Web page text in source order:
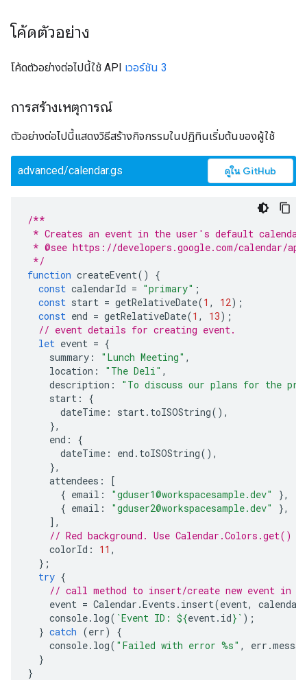
โค้ดตัวอย่าง
โค้ดตัวอย่างต่อไปนี้ใช้ API เวอร์ชัน 3
การสร้างเหตุการณ์
ตัวอย่างต่อไปนี้แสดงวิธีสร้างกิจกรรมในปฏิทินเริ่มต้นของผู้ใช้
advanced/calendar.gs ดูใน GitHub
/**
* Creates an event in the user's default
* @see https://developers.google.com/calendar/
*/
function createEvent()
{
const calendarId = "primary" ;
const start = getRelativeDate(1 , 12);
const end = getRelativeDate(1 , 13);
// event details for creating event.
let event = {
summary : "Lunch Meeting" ,
location : "The Deli" ,
description :
"To discuss our plans for the
start :
{
dateTime : start. toISOString(),
},
end :
{
dateTime : end . toISOString(),
},
attendees :
[
{ email : "gduser1@workspacesample.dev"
},
{ email : "gduser2@workspacesample.dev"
},
],
// Red background. Use
colorId : 11 ,
};
try {
// call method to insert/create new event in
event = Calendar .Events . insert(event,
console. log( `Event ID: ${event. id} ` );
} catch (err)
{
console. log( "Failed with error %s" , err .
}
}